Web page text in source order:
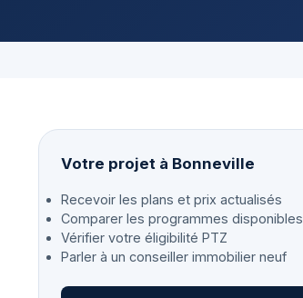
Votre projet à Bonneville
Recevoir les plans et prix actualisés
Comparer les programmes disponibles
Vérifier votre éligibilité PTZ
Parler à un conseiller immobilier neuf